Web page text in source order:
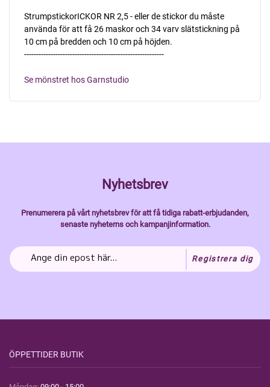
StrumpstickorICKOR NR 2,5 - eller de stickor du måste
använda för att få 26 maskor och 34 varv slätstickning på
10 cm på bredden och 10 cm på höjden.
----------------------------------------------------------
Se mönstret hos Garnstudio
Nyhetsbrev
Prenumerera på vårt nyhetsbrev för att få tidiga rabatt-erbjudanden,
senaste nyheterns och kampanjinformation.
Registrera dig
ÖPPETTIDER BUTIK